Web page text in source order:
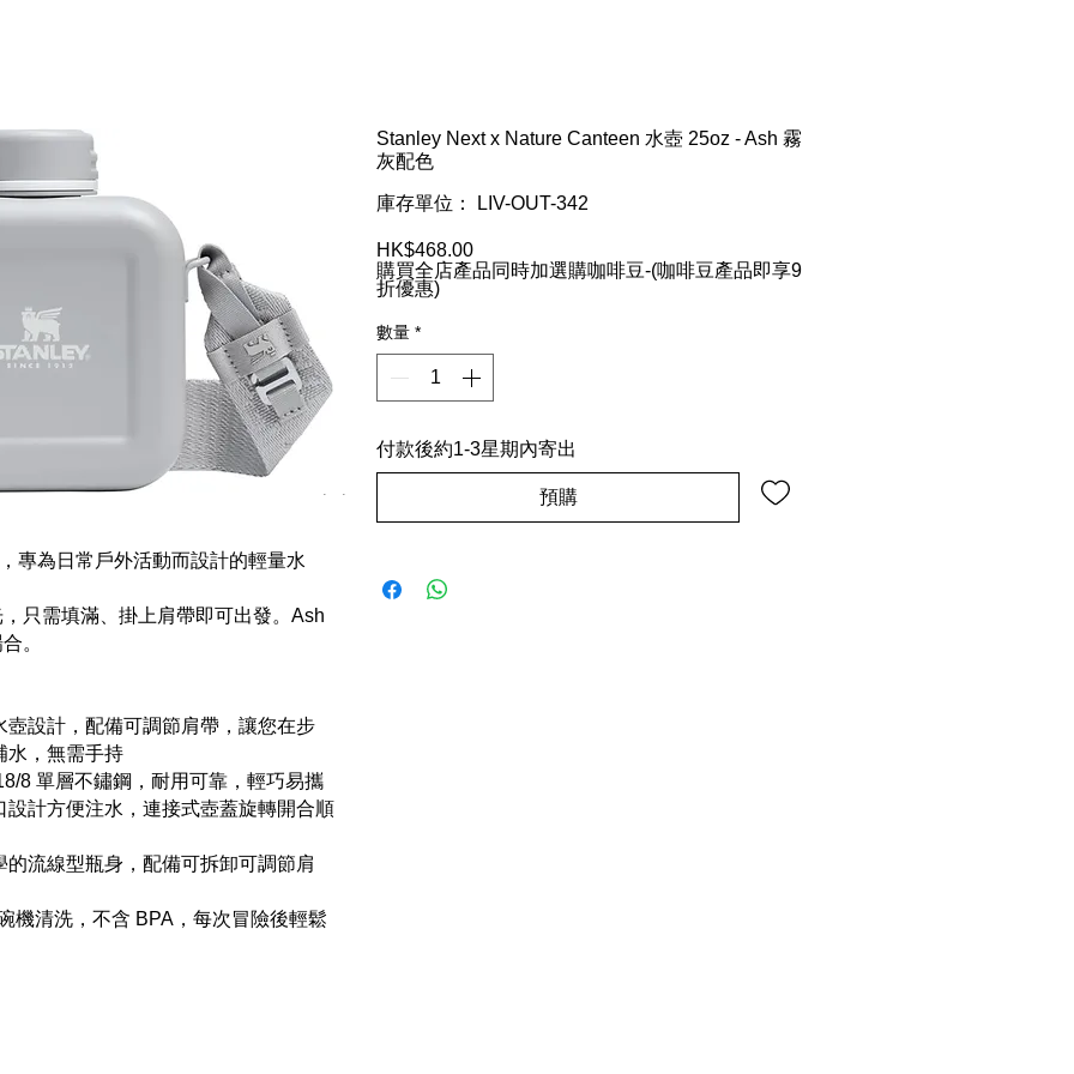
專為日常戶外活動而設計的輕量水
只需填滿、掛上肩帶即可出發。Ash
。
壺設計，配備可調節肩帶，讓您在步
水，無需手持
8 單層不鏽鋼，耐用可靠，輕巧易攜
設計方便注水，連接式壺蓋旋轉開合順
的流線型瓶身，配備可拆卸可調節肩
機清洗，不含 BPA，每次冒險後輕鬆
Stanley Next x Nature Canteen 水壺 25oz - Ash 霧
灰配色
庫存單位： LIV-OUT-342
HK$468.00價
格
購買全店產品同時加選購咖啡豆-(咖啡豆產品即享9
折優惠)
數量 *
付款後約1-3星期內寄出
預購